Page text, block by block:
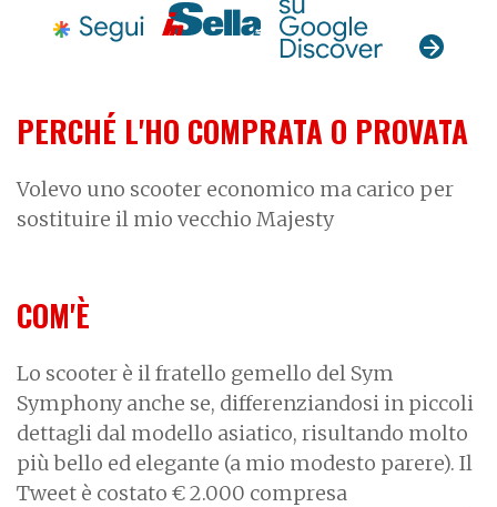
PERCHÉ L'HO COMPRATA O PROVATA
Volevo uno scooter economico ma carico per
sostituire il mio vecchio Majesty
COM'È
Lo scooter è il fratello gemello del Sym
Symphony anche se, differenziandosi in piccoli
dettagli dal modello asiatico, risultando molto
più bello ed elegante (a mio modesto parere). Il
Tweet è costato € 2.000 compresa